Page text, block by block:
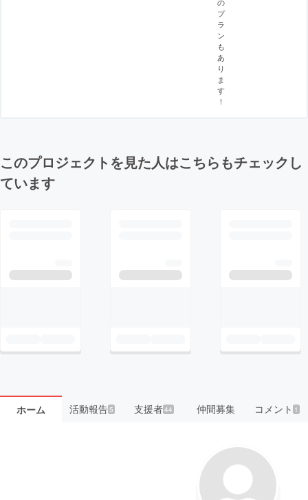
プ
ラ
ン
も
あ
り
ま
す
！
このプロジェクトを見た人はこちらもチェックし
ています
ホーム 活動報告5 支援者44 仲間募集 コメント 1